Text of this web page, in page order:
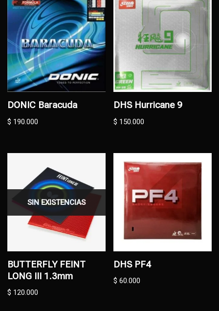
DONIC Baracuda
$ 190.000
DHS Hurricane 9
$ 150.000
SIN EXISTENCIAS
BUTTERFLY FEINT
LONG III 1.3mm
$ 120.000
DHS PF4
$ 60.000